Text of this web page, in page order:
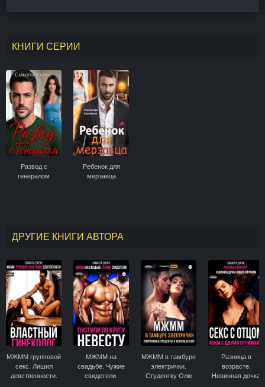
КНИГИ СЕРИИ
Развод с
генералом
Ребенок для
мерзавца
ДРУГИЕ КНИГИ АВТОРА
МЖММ групповой
секс. Лишил
девственности.
МЖММ на
свадьбе. Чужие
свидетели.
МЖММ в тамбуре
электрички.
Студентку Олю
Разница в
возрасте.
Невинная дочка